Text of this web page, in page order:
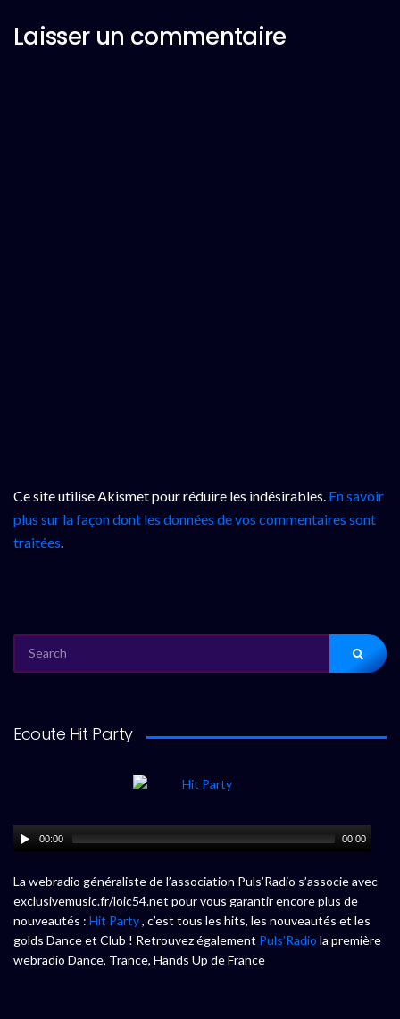
Laisser un commentaire
Ce site utilise Akismet pour réduire les indésirables. En savoir
plus sur la façon dont les données de vos commentaires sont
traitées.
FOR:
Ecoute Hit Party
00:00 00:00
La webradio généraliste de l’association Puls’Radio s’associe avec
exclusivemusic.fr/loic54.net pour vous garantir encore plus de
nouveautés : Hit Party, c’est tous les hits, les nouveautés et les
golds Dance et Club ! Retrouvez également Puls’Radio la première
webradio Dance, Trance, Hands Up de France